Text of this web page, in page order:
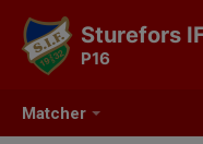
Matcher
Sturefors
P16